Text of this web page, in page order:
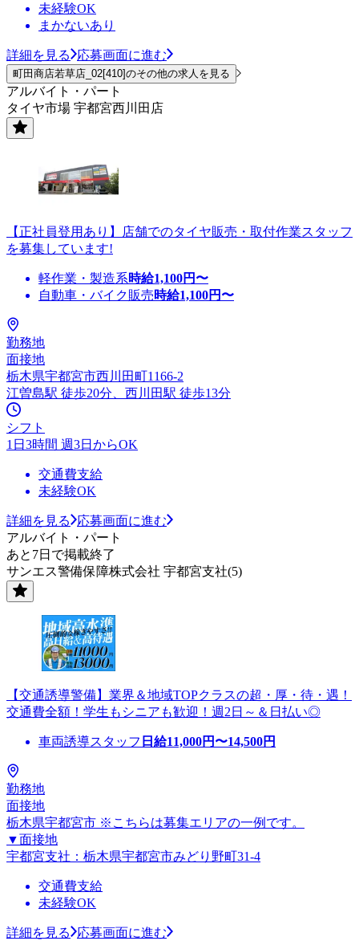
未経験OK
まかないあり
詳細を見る 応募画面に進む
町田商店若草店_02[410]のその他の求人を見る
アルバイト・パート
タイヤ市場 宇都宮西川田店
【正社員登用あり】店舗でのタイヤ販売・取付作業スタッフ
を募集しています!
軽作業・製造系時給1,100円〜
自動車・バイク販売時給1,100円〜
勤務地
面接地
栃木県宇都宮市西川田町1166-2
江曽島駅 徒歩20分、西川田駅 徒歩13分
シフト
1日3時間 週3日からOK
交通費支給
未経験OK
詳細を見る
応募画面に進む
アルバイト・パート
あと7日で掲載終了
サンエス警備保障株式会社 宇都宮支社(5)
【交通誘導警備】業界＆地域TOPクラスの超・厚・待・遇！
交通費全額！学生もシニアも歓迎！週2日～＆日払い◎
車両誘導スタッフ 日給11,000円〜14,500円
勤務地
面接地
栃木県宇都宮市 ※こちらは募集エリアの一例です。
▼面接地
宇都宮支社：栃木県宇都宮市みどり野町31-4
交通費支給
未経験OK
詳細を見る 応募画面に進む